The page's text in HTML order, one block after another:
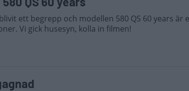
ett begrepp och modellen 580 QS 60 years är
Vi gick husesyn, kolla in filmen!